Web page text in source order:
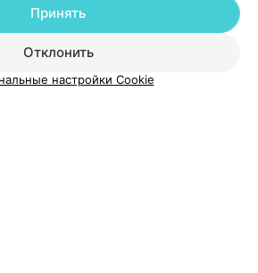
проекта
Размещение рекламы
Публичный договор
соглашение
Способы оплаты
Отклонить
Принять
настройки Cookie